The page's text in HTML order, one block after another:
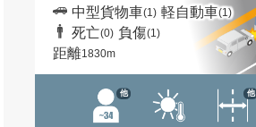
中型貨物車(1) 軽自動車(1)
死亡(0) 負傷(1)
距離1830m
他 他